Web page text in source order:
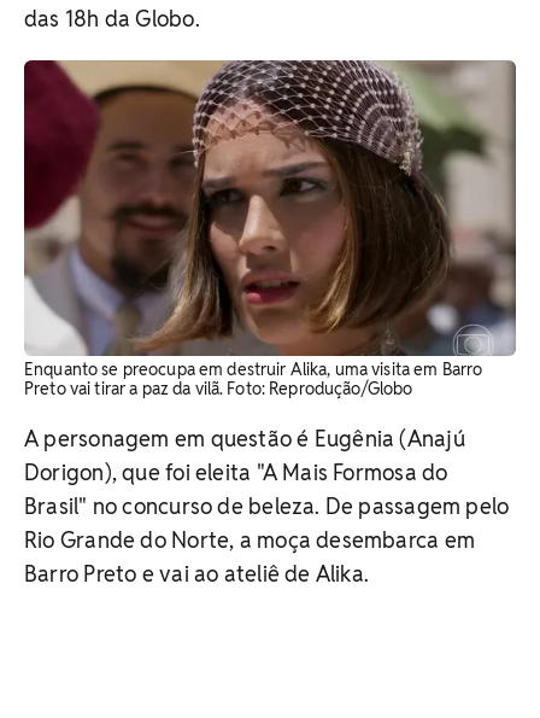
das 18h da Globo.
Enquanto se preocupa em destruir Alika, uma visita em Barro
Preto vai tirar a paz da vilã. ​Foto: Reprodução/Globo
A personagem em questão é Eugênia (Anajú
Dorigon), que foi eleita "A Mais Formosa do
Brasil" no concurso de beleza. De passagem pelo
Rio Grande do Norte, a moça desembarca em
Barro Preto e vai ao ateliê de Alika.